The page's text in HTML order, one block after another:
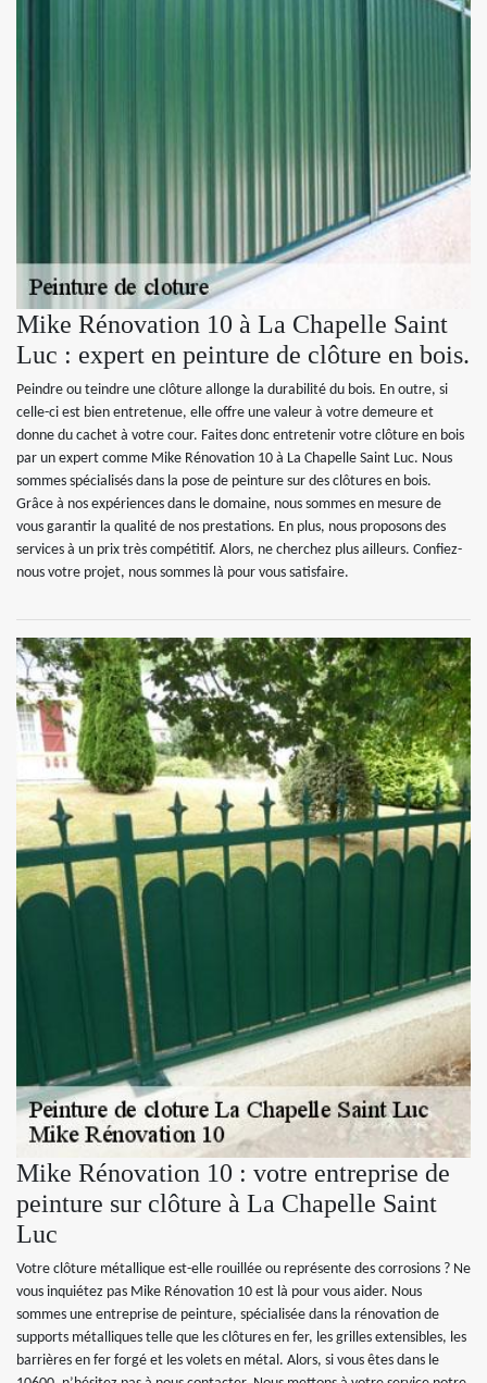
Mike Rénovation 10 à La Chapelle Saint
Luc : expert en peinture de clôture en bois.
Peindre ou teindre une clôture allonge la durabilité du bois. En outre, si
celle-ci est bien entretenue, elle offre une valeur à votre demeure et
donne du cachet à votre cour. Faites donc entretenir votre clôture en bois
par un expert comme Mike Rénovation 10 à La Chapelle Saint Luc. Nous
sommes spécialisés dans la pose de peinture sur des clôtures en bois.
Grâce à nos expériences dans le domaine, nous sommes en mesure de
vous garantir la qualité de nos prestations. En plus, nous proposons des
services à un prix très compétitif. Alors, ne cherchez plus ailleurs. Confiez-
nous votre projet, nous sommes là pour vous satisfaire.
Mike Rénovation 10 : votre entreprise de
peinture sur clôture à La Chapelle Saint
Luc
Votre clôture métallique est-elle rouillée ou représente des corrosions ? Ne
vous inquiétez pas Mike Rénovation 10 est là pour vous aider. Nous
sommes une entreprise de peinture, spécialisée dans la rénovation de
supports métalliques telle que les clôtures en fer, les grilles extensibles, les
barrières en fer forgé et les volets en métal. Alors, si vous êtes dans le